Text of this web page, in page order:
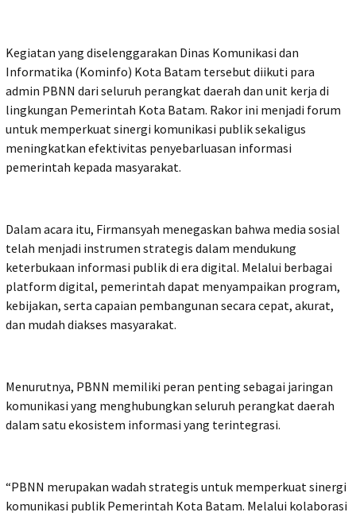
Kegiatan yang diselenggarakan Dinas Komunikasi dan
Informatika (Kominfo) Kota Batam tersebut diikuti para
admin PBNN dari seluruh perangkat daerah dan unit kerja di
lingkungan Pemerintah Kota Batam. Rakor ini menjadi forum
untuk memperkuat sinergi komunikasi publik sekaligus
meningkatkan efektivitas penyebarluasan informasi
pemerintah kepada masyarakat.
Dalam acara itu, Firmansyah menegaskan bahwa media sosial
telah menjadi instrumen strategis dalam mendukung
keterbukaan informasi publik di era digital. Melalui berbagai
platform digital, pemerintah dapat menyampaikan program,
kebijakan, serta capaian pembangunan secara cepat, akurat,
dan mudah diakses masyarakat.
Menurutnya, PBNN memiliki peran penting sebagai jaringan
komunikasi yang menghubungkan seluruh perangkat daerah
dalam satu ekosistem informasi yang terintegrasi.
“PBNN merupakan wadah strategis untuk memperkuat sinergi
komunikasi publik Pemerintah Kota Batam. Melalui kolaborasi